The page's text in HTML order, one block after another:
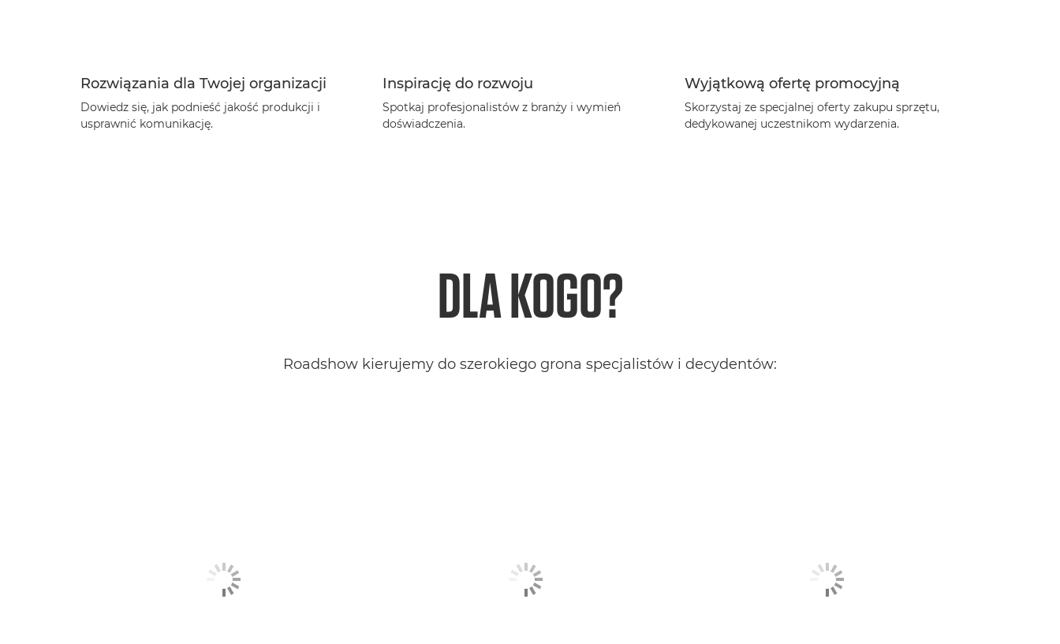
Rozwiązania dla Twojej organizacji
Dowiedz się, jak podnieść jakość produkcji i
usprawnić komunikację.
Inspirację do rozwoju
Spotkaj profesjonalistów z branży i wymień
doświadczenia.
Wyjątkową ofertę promocyjną
Skorzystaj ze specjalnej oferty zakupu sprzętu,
dedykowanej uczestnikom wydarzenia.
DLA KOGO?
Roadshow kierujemy do szerokiego grona specjalistów i decydentów: